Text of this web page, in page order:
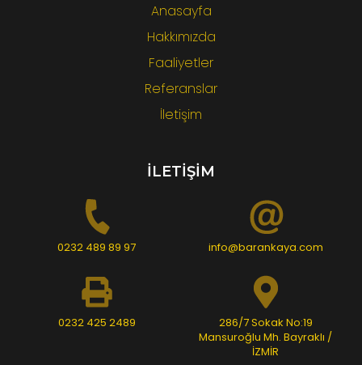
Anasayfa
Hakkımızda
Faaliyetler
Referanslar
İletişim
İLETİŞİM
0232 489 89 97 info@barankaya.com
0232 425 2489
286/7 Sokak No:19
Mansuroğlu Mh. Bayraklı /
İZMİR